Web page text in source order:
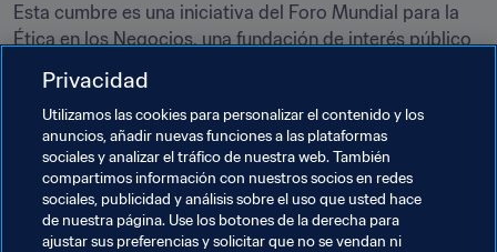
Esta cumbre es una iniciativa del Foro Mundial para la
Ética en los Negocios, una fundación de interés público
principios básicos indispensables para la empresa en un
mundo globalizado. En http://ethicsinsports.ch se ofrece
información más detallada acerca del programa y los
ponentes de la II Cumbre Mundial sobre Ética y
Liderazgo en el Deporte y cómo podemos participar en
ella.
Privacidad
Utilizamos las cookies para personalizar el contenido y los
anuncios, añadir nuevas funciones a las plataformas
sociales y analizar el tráfico de nuestra web. También
compartimos información con nuestros socios en redes
sociales, publicidad y análisis sobre el uso que usted hace
de nuestra página. Use los botones de la derecha para
ajustar sus preferencias y solicitar que no se vendan ni